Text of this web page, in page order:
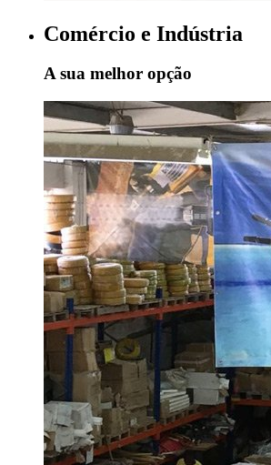
Comércio e Indústria
A sua melhor opção